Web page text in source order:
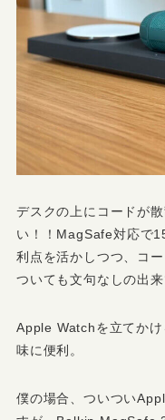
デスクの上にコードが
い！！MagSafe対応で
利点を活かしつつ、コ
ついても文句なしの出来
Apple Watchを立てか
味に便利。
僕の場合、ついつい